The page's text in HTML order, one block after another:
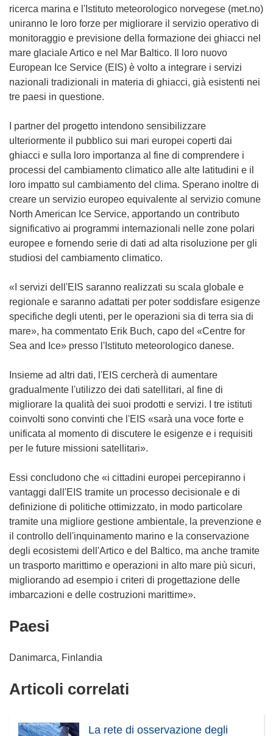
ricerca marina e l'Istituto meteorologico norvegese (met.no)
uniranno le loro forze per migliorare il servizio operativo di
monitoraggio e previsione della formazione dei ghiacci nel
mare glaciale Artico e nel Mar Baltico. Il loro nuovo
European Ice Service (EIS) è volto a integrare i servizi
nazionali tradizionali in materia di ghiacci, già esistenti nei
tre paesi in questione.
I partner del progetto intendono sensibilizzare
ulteriormente il pubblico sui mari europei coperti dai
ghiacci e sulla loro importanza al fine di comprendere i
processi del cambiamento climatico alle alte latitudini e il
loro impatto sul cambiamento del clima. Sperano inoltre di
creare un servizio europeo equivalente al servizio comune
North American Ice Service, apportando un contributo
significativo ai programmi internazionali nelle zone polari
europee e fornendo serie di dati ad alta risoluzione per gli
studiosi del cambiamento climatico.
«I servizi dell'EIS saranno realizzati su scala globale e
regionale e saranno adattati per poter soddisfare esigenze
specifiche degli utenti, per le operazioni sia di terra sia di
mare», ha commentato Erik Buch, capo del «Centre for
Sea and Ice» presso l'Istituto meteorologico danese.
Insieme ad altri dati, l'EIS cercherà di aumentare
gradualmente l'utilizzo dei dati satellitari, al fine di
migliorare la qualità dei suoi prodotti e servizi. I tre istituti
coinvolti sono convinti che l'EIS «sarà una voce forte e
unificata al momento di discutere le esigenze e i requisiti
per le future missioni satellitari».
Essi concludono che «i cittadini europei percepiranno i
vantaggi dall'EIS tramite un processo decisionale e di
definizione di politiche ottimizzato, in modo particolare
tramite una migliore gestione ambientale, la prevenzione e
il controllo dell'inquinamento marino e la conservazione
degli ecosistemi dell'Artico e del Baltico, ma anche tramite
un trasporto marittimo e operazioni in alto mare più sicuri,
migliorando ad esempio i criteri di progettazione delle
imbarcazioni e delle costruzioni marittime».
Paesi
Danimarca, Finlandia
Articoli correlati
La rete di osservazione degli